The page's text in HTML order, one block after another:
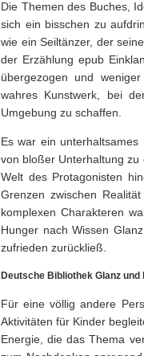
Die Themen des Buches,
sich ein bisschen zu
wie ein Seiltänzer, der
der Erzählung epub
übergezogen und
wahres Kunstwerk, bei
Umgebung zu schaffen.
Es war ein
von bloßer Unterhaltung zu
Welt des Protagonisten
Grenzen zwischen
komplexen Charakteren
Hunger nach Wissen
zufrieden zurückließ.
Deutsche Bibliothek Glanz
Für eine völlig andere
Aktivitäten für Kinder
Energie, die das Thema